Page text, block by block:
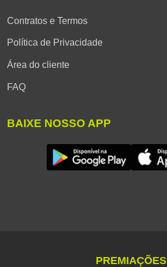
Contratos e Termos
Política de Privacidade
Área do cliente
FAQ
BAIXE NOSSO APP
PREMIAÇÕES